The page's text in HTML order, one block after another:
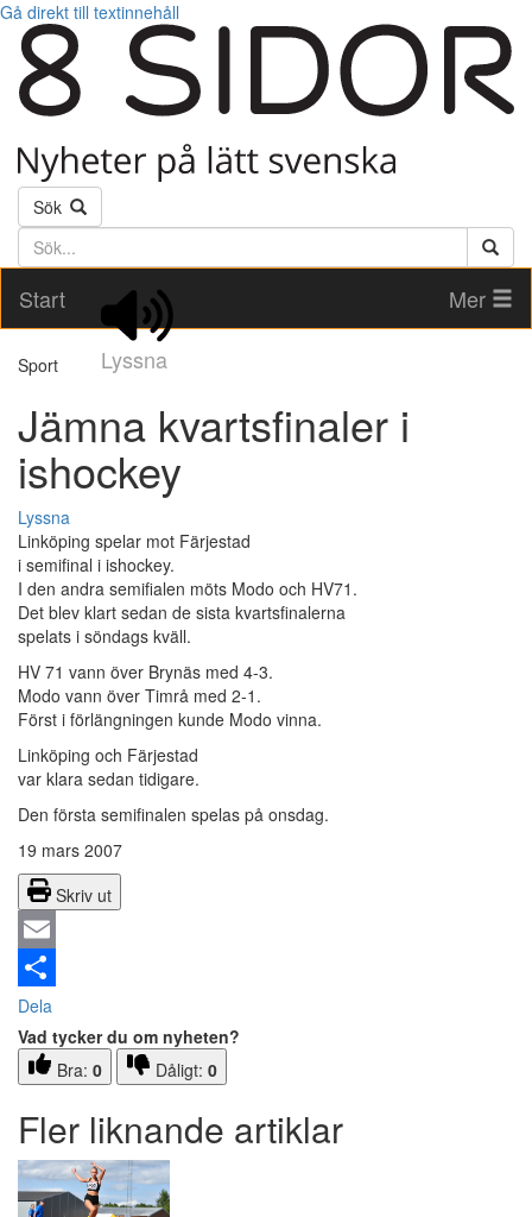
Gå direkt till textinnehåll
Sök
Söktext
Start
Lyssna
Mer
Sport
Jämna kvartsfinaler i
ishockey
Lyssna
Linköping spelar mot Färjestad
i semifinal i ishockey.
I den andra semifialen möts Modo och HV71.
Det blev klart sedan de sista kvartsfinalerna
spelats i söndags kväll.
HV 71 vann över Brynäs med 4-3.
Modo vann över Timrå med 2-1.
Först i förlängningen kunde Modo vinna.
Linköping och Färjestad
var klara sedan tidigare.
Den första semifinalen spelas på onsdag.
19 mars 2007
Skriv ut
Email
Dela
Vad tycker du om nyheten?
Bra: 0 Dåligt: 0
Fler liknande artiklar